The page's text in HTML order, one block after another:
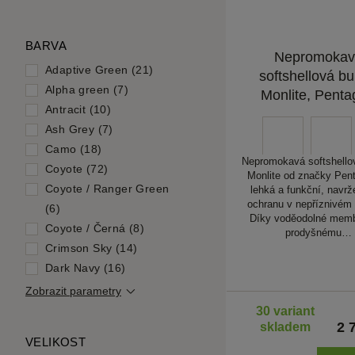
BARVA
Adaptive Green (21)
Alpha green (7)
Antracit (10)
Ash Grey (7)
Camo (18)
Coyote (72)
Coyote / Ranger Green
(6)
Coyote / Černá (8)
Crimson Sky (14)
Dark Navy (16)
Zobrazit parametry
VELIKOST
softshellová
Monlite,
Nepromokavá
Monlite od značky
lehká a funkční,
ochranu v
Díky voděodolné
prodyšnému…
30 variant
skladem
2